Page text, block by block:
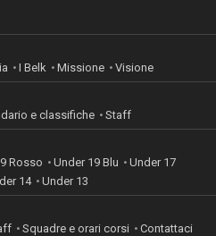
I Belk Missione Visione
e classifiche Staff
Rosso Under 19 Blu
Under 17
14 Under 13
Squadre e orari corsi
Contattaci